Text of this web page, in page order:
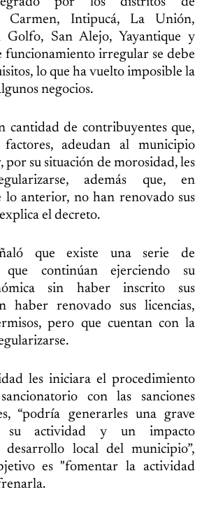
Carmen, Intipucá, La Unión,
Golfo, San Alejo, Yayantique y
funcionamiento irregular se debe
lo que ha vuelto imposible la
negocios.
cantidad de contribuyentes que,
adeudan al municipio
por su situación de morosidad, les
además que, en
lo anterior, no han renovado sus
el decreto.
que existe una serie de
que continúan ejerciendo su
sin haber inscrito sus
haber renovado sus licencias,
pero que cuentan con la
les iniciara el procedimiento
con las sanciones
“podría generarles una grave
su actividad y un impacto
desarrollo local del municipio”,
es "fomentar la actividad